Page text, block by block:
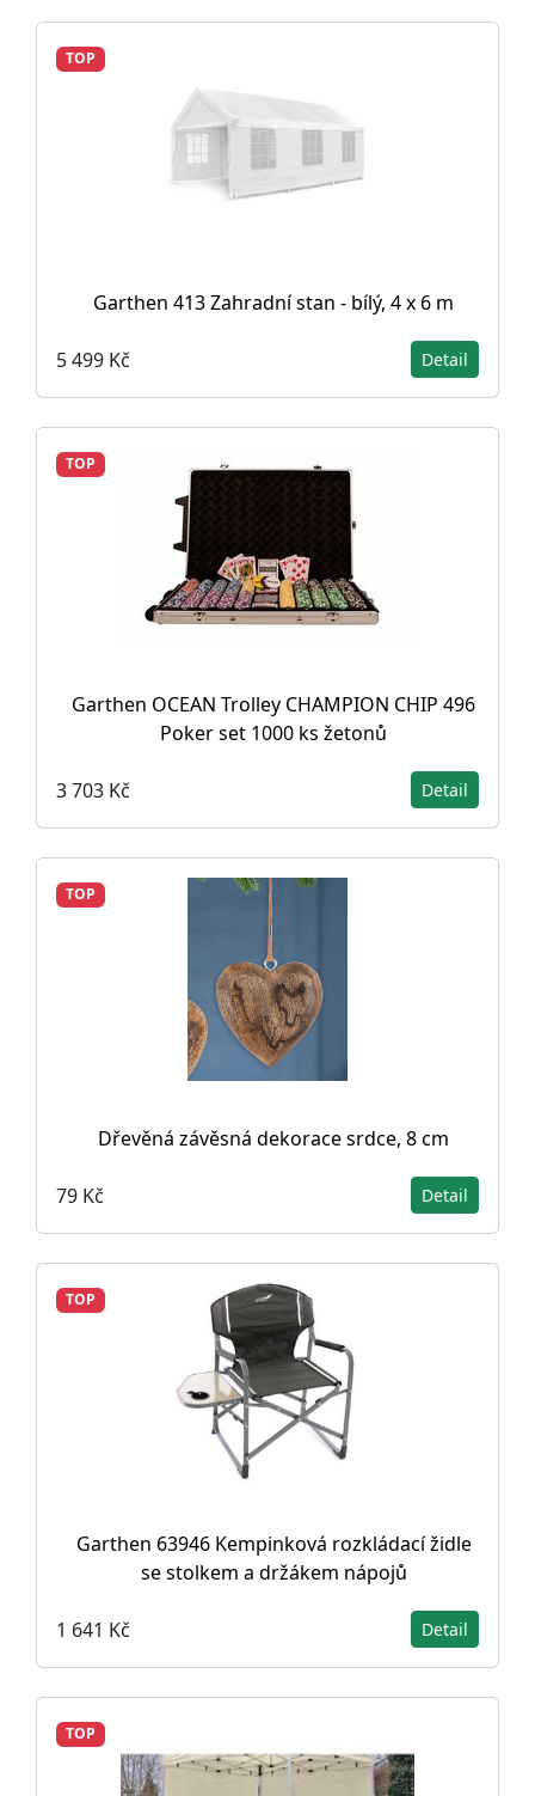
TOP
Garthen 413 Zahradní stan - bílý, 4 x 6 m
5 499 Kč Detail
TOP
Garthen OCEAN Trolley CHAMPION CHIP 496
Poker set 1000 ks žetonů
3 703 Kč Detail
TOP
Dřevěná závěsná dekorace srdce, 8 cm
79 Kč Detail
TOP
Garthen 63946 Kempinková rozkládací židle
se stolkem a držákem nápojů
1 641 Kč Detail
TOP